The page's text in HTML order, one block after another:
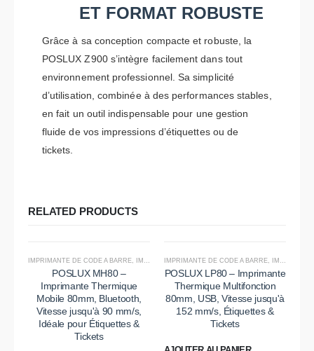
ET FORMAT ROBUSTE
Grâce à sa conception compacte et robuste, la
POSLUX Z900 s’intègre facilement dans tout
environnement professionnel. Sa simplicité
d’utilisation, combinée à des performances stables,
en fait un outil indispensable pour une gestion
fluide de vos impressions d’étiquettes ou de
tickets.
RELATED PRODUCTS
IMPRIMANTE DE CODE A BARRE, IMPRIMANTE DE TICKET , IMPRIMANTE MOBILE
POSLUX MH80 –
Imprimante Thermique
Mobile 80mm, Bluetooth,
Vitesse jusqu'à 90 mm/s,
Idéale pour Étiquettes &
Tickets
IMPRIMANTE DE CODE A BARRE, IMPRIMANTE DE TICKET
POSLUX LP80 – Imprimante
Thermique Multifonction
80mm, USB, Vitesse jusqu'à
152 mm/s, Étiquettes &
Tickets